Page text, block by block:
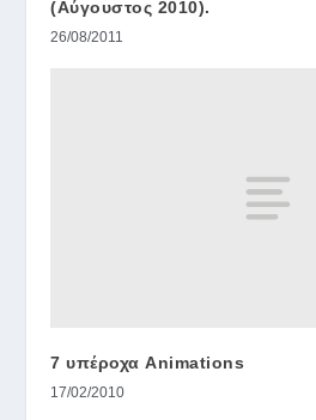
(Αύγουστος 2010).
26/08/2011
7 υπέροχα Animations
17/02/2010